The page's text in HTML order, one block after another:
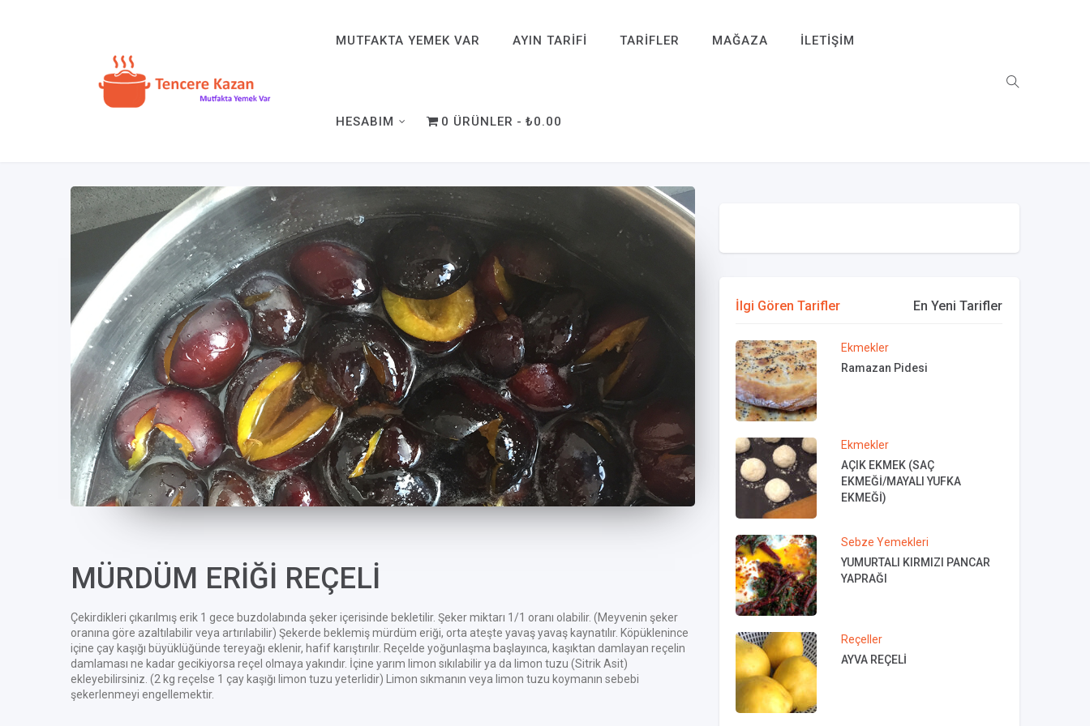
MUTFAKTA YEMEK VAR AYIN TARIFI TARIFLER MAĞAZA İLETIŞIM
HESABIM 0 ÜRÜNLER ₺0.00
MÜRDÜM ERİĞİ REÇELİ
Çekirdikleri çıkarılmış erik 1 gece buzdolabında şeker içerisinde bekletilir. Şeker miktarı 1/1 oranı olabilir. (Meyvenin şeker
oranına göre azaltılabilir veya artırılabilir) Şekerde beklemiş mürdüm eriği, orta ateşte yavaş yavaş kaynatılır. Köpüklenince
içine çay kaşığı büyüklüğünde tereyağı eklenir, hafif karıştırılır. Reçelde yoğunlaşma başlayınca, kaşıktan damlayan reçelin
damlaması ne kadar gecikiyorsa reçel olmaya yakındır. İçine yarım limon sıkılabilir ya da limon tuzu (Sitrik Asit)
ekleyebilirsiniz. (2 kg reçelse 1 çay kaşığı limon tuzu yeterlidir) Limon sıkmanın veya limon tuzu koymanın sebebi
şekerlenmeyi engellemektir.
İlgi Gören Tarifler En Yeni Tarifler
Ekmekler
Ramazan Pidesi
Ekmekler
AÇIK EKMEK (SAÇ
EKMEĞİ/MAYALI YUFKA
EKMEĞİ)
Sebze Yemekleri
YUMURTALI KIRMIZI PANCAR
YAPRAĞI
Reçeller
AYVA REÇELİ